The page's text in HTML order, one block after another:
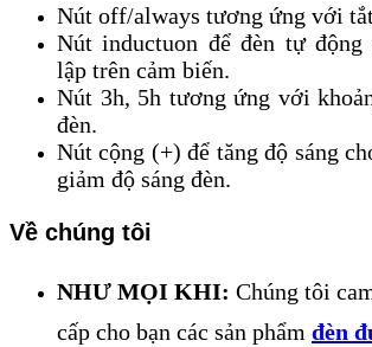
Nút off/always tương ứng với
Nút inductuon để đèn tự động
lập trên cảm biến.
Nút 3h, 5h tương ứng với
đèn.
Nút cộng (+) để tăng độ sáng
giảm độ sáng đèn.
Về chúng tôi
NHƯ MỌI KHI: Chúng tôi
cấp cho bạn các sản phẩm đèn